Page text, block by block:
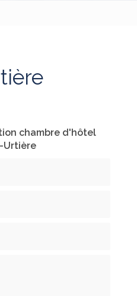
chambre d'hôtel
Urtière